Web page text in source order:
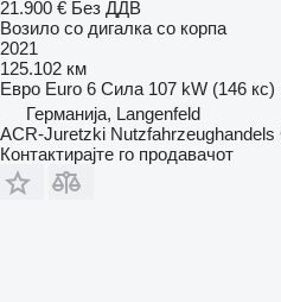
21.900 € Без ДДВ
Возило со дигалка со корпа
2021
125.102 км
Евро Euro 6 Сила 107 kW (146 кс)
Германија, Langenfeld
ACR-Juretzki Nutzfahrzeughandels
Контактирајте го продавачот